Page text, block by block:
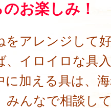
お楽しみ！
をアレンジして
、イロイロな具
に加える具は、
みんなで相談し